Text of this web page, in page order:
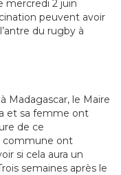
mercredi 2 juin
peuvent avoir
du rugby à
Madagascar, le Maire
et sa femme ont
de ce
commune ont
si cela aura un
semaines après le